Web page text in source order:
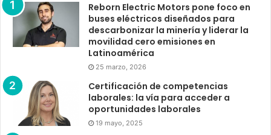
Reborn Electric Motors pone foco en
buses eléctricos diseñados para
descarbonizar la minería y liderar la
movilidad cero emisiones en
Latinoamérica
25 marzo, 2026
Certificación de competencias
laborales: la vía para acceder a
oportunidades laborales
19 mayo, 2025